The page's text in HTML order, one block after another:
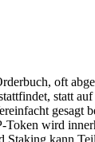
oft
statt
wird
Staking kann